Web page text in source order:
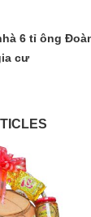
6 tỉ ông
cư